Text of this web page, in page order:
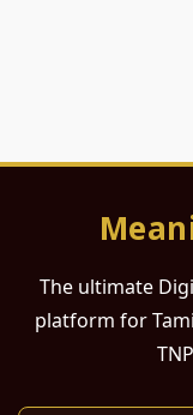
The ultimate
platform for